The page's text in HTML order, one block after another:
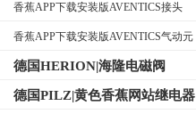
香蕉APP下载安装版AVENTICS接头
香蕉APP下载安装版AVENTICS气动元
德国HERION|海隆电磁阀
德国PILZ|黄色香蕉网站继电器